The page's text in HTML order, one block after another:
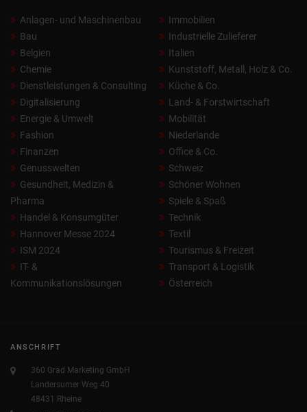
Anlagen- und Maschinenbau
Bau
Belgien
Chemie
Dienstleistungen & Consulting
Digitalisierung
Energie & Umwelt
Fashion
Finanzen
Genusswelten
Gesundheit, Medizin &
Pharma
Handel & Konsumgüter
Hannover Messe 2024
ISM 2024
IT- &
Kommunikationslösungen
Immobilien
Industrielle Zulieferer
Italien
Kunststoff, Metall, Holz & Co.
Küche & Co.
Land- & Forstwirtschaft
Mobilität
Niederlande
Office & Co.
Schweiz
Schöner Wohnen
Spiele & Spaß
Technik
Textil
Tourismus & Freizeit
Transport & Logistik
Österreich
ANSCHRIFT
360 Grad Marketing GmbH
Landersumer Weg 40
48431 Rheine